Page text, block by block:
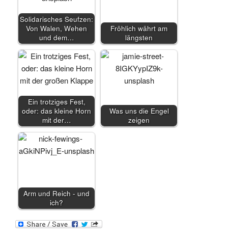
Solidarisches Seufzen:
Von Walen, Wehen
und dem…
Fröhlich währt am
längsten
Ein trotziges Fest,
oder: das kleine Horn
mit der…
Was uns die Engel
zeigen
Arm und Reich - und
ich?